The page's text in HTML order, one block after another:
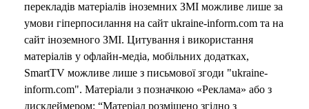
перекладів матеріалів іноземних ЗМІ можливе лише за
умови гіперпосилання на сайт ukraine-inform.com та на
сайт іноземного ЗМІ. Цитування і використання
матеріалів у офлайн-медіа, мобільних додатках,
SmartTV можливе лише з письмової згоди "ukraine-
inform.com". Матеріали з позначкою «Реклама» або з
дисклеймером: “Матеріал розміщено згідно з